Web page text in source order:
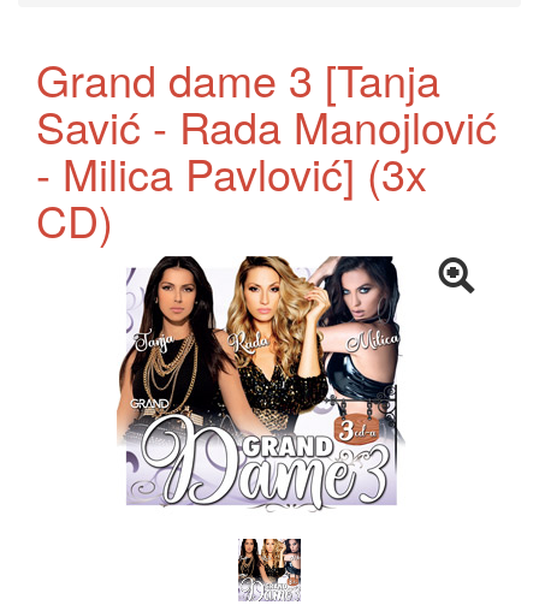
Grand dame 3 [Tanja
Savić - Rada Manojlović
- Milica Pavlović] (3x
CD)